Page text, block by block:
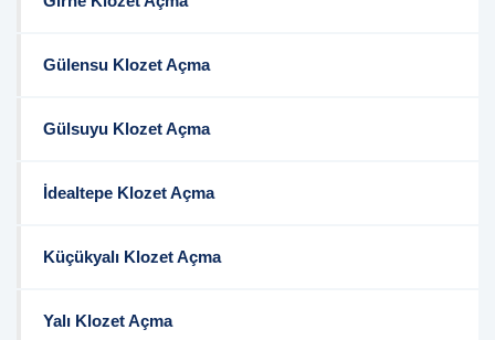
Gülensu Klozet Açma
Gülsuyu Klozet Açma
İdealtepe Klozet Açma
Küçükyalı Klozet Açma
Yalı Klozet Açma